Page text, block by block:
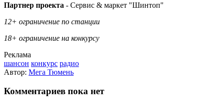
Партнер проекта - Сервис & маркет "Шинтоп"
12+ ограничение по станции
18+ ограничение на конкурсу
Реклама
шансон конкурс радио
Автор: Мега Тюмень
Комментариев пока нет